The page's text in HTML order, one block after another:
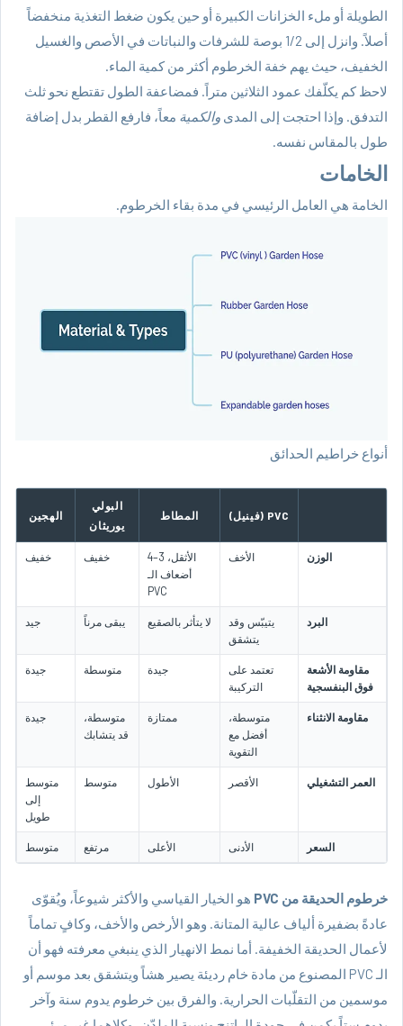
الطويلة أو ملء الخزانات الكبيرة أو حين يكون ضغط التغذية منخفضاً
أصلاً. وانزل إلى 1/2 بوصة للشرفات والنباتات في الأصص والغسيل
الخفيف، حيث يهم خفة الخرطوم أكثر من كمية الماء.
لاحظ كم يكلّفك عمود الثلاثين متراً. فمضاعفة الطول تقتطع نحو ثلث
التدفق. وإذا احتجت إلى المدى والكمية معاً، فارفع القطر بدل إضافة
طول بالمقاس نفسه.
الخامات
الخامة هي العامل الرئيسي في مدة بقاء الخرطوم.
أنواع خراطيم الحدائق
PVC (فينيل) المطاط
البولي
يوريثان
الهجين
الوزن الأخف
الأثقل، 3–4
أضعاف الـ
PVC
خفيف خفيف
البرد
يتيبّس وقد
يتشقق
لا يتأثر بالصقيع يبقى مرناً جيد
مقاومة الأشعة
فوق البنفسجية
تعتمد على
التركيبة
جيدة متوسطة جيدة
مقاومة الانثناء
متوسطة،
أفضل مع
التقوية
ممتازة
متوسطة،
قد يتشابك
جيدة
العمر التشغيلي الأقصر الأطول متوسط
متوسط
إلى
طويل
السعر الأدنى الأعلى مرتفع متوسط
خرطوم الحديقة من PVC
هو الخيار القياسي والأكثر شيوعاً، ويُقوّى
عادةً بضفيرة ألياف عالية المتانة. وهو الأرخص والأخف، وكافٍ تماماً
لأعمال الحديقة الخفيفة. أما نمط الانهيار الذي ينبغي معرفته فهو أن
الـ PVC المصنوع من مادة خام رديئة يصير هشاً ويتشقق بعد موسم أو
موسمين من التقلّبات الحرارية. والفرق بين خرطوم يدوم سنة وآخر